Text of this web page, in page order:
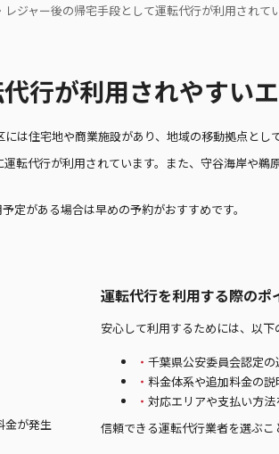
ジャー後の帰宅手段として運転代行が利用されて
行が利用されやすい
は住宅地や商業施設があり、地域の移動拠点とし
転代行が利用されています。また、守谷海岸や
定がある場合は早めの予約がおすすめです。
金が発生
運転代行を利用する際のポ
安心して利用するためには、以
千葉県公安委員会認定
料金体系や追加料金の
対応エリアや支払い方
信頼できる運転代行業者を選ぶ